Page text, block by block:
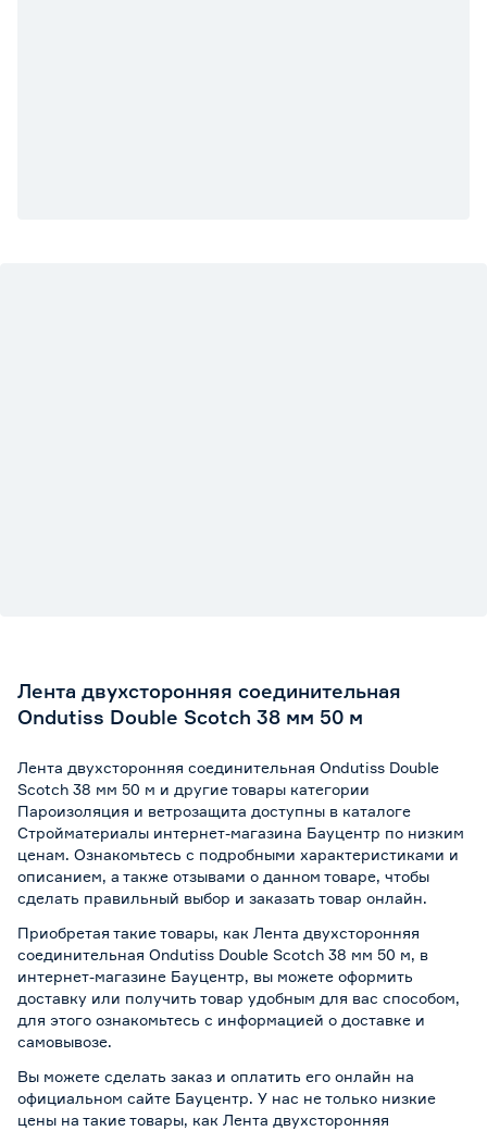
Лента двухсторонняя соединительная
Ondutiss Double Scotch 38 мм 50 м
Лента двухсторонняя соединительная Ondutiss Double
Scotch 38 мм 50 м и другие товары категории
Пароизоляция и ветрозащита доступны в каталоге
Стройматериалы интернет-магазина Бауцентр по низким
ценам. Ознакомьтесь с подробными характеристиками и
описанием, а также отзывами о данном товаре, чтобы
сделать правильный выбор и заказать товар онлайн.
Приобретая такие товары, как Лента двухсторонняя
соединительная Ondutiss Double Scotch 38 мм 50 м, в
интернет-магазине Бауцентр, вы можете оформить
доставку или получить товар удобным для вас способом,
для этого ознакомьтесь с информацией о доставке и
самовывозе.
Вы можете сделать заказ и оплатить его онлайн на
официальном сайте Бауцентр. У нас не только низкие
цены на такие товары, как Лента двухсторонняя